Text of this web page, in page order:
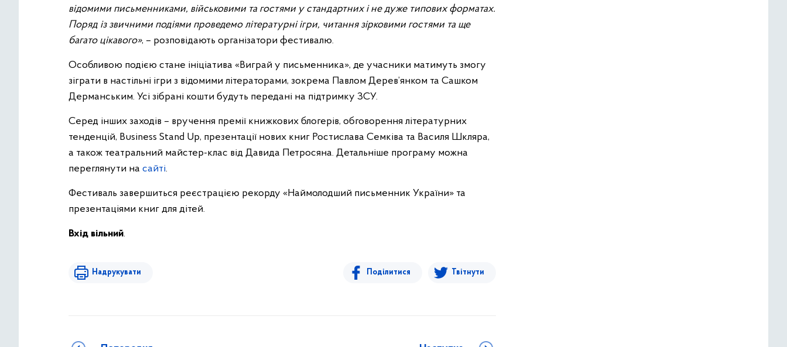
відомими письменниками, військовими та гостями у стандартних і не дуже типових форматах.
Поряд із звичними подіями проведемо літературні ігри, читання зірковими гостями та ще
багато цікавого», – розповідають організатори фестивалю.
Особливою подією стане ініціатива «Виграй у письменника», де учасники матимуть змогу
зіграти в настільні ігри з відомими літераторами, зокрема Павлом Дерев’янком та Сашком
Дерманським. Усі зібрані кошти будуть передані на підтримку ЗСУ.
Серед інших заходів – вручення премії книжкових блогерів, обговорення літературних
тенденцій, Business Stand Up, презентації нових книг Ростислава Семківа та Василя Шкляра,
а також театральний майстер-клас від Давида Петросяна. Детальніше програму можна
переглянути на сайті.
Фестиваль завершиться реєстрацією рекорду «Наймолодший письменник України» та
презентаціями книг для дітей.
Вхід вільний.
Надрукувати Поділитися Твітнути